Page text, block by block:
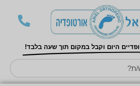
היום וקבל במקום תוך שעה בלבד!